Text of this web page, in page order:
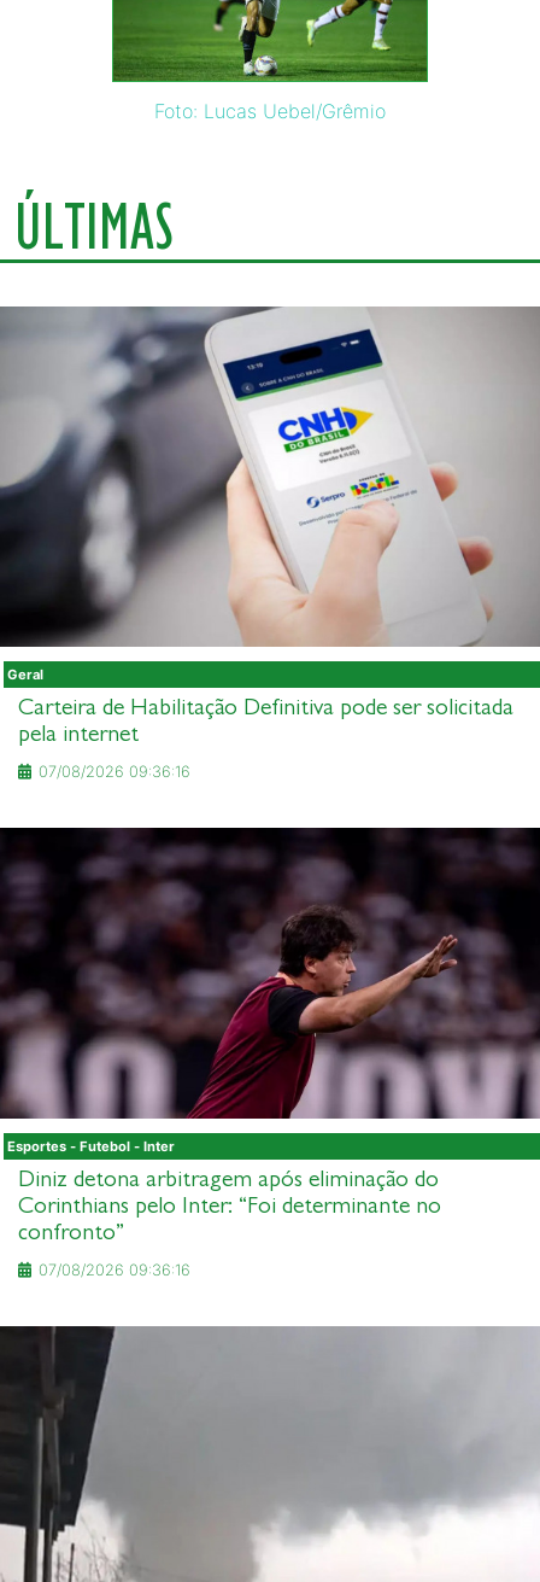
Foto: Lucas Uebel/Grêmio
ÚLTIMAS
Geral
Carteira de Habilitação Definitiva pode ser solicitada
pela internet
07/08/2026 09:36:16
Esportes - Futebol - Inter
Diniz detona arbitragem após eliminação do
Corinthians pelo Inter: “Foi determinante no
confronto”
07/08/2026 09:36:16